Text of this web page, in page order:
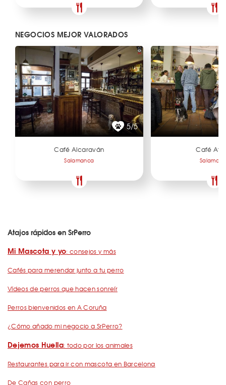
NEGOCIOS MEJOR VALORADOS
5/5
Café Alcaraván
Salamanca
Café
Atajos rápidos en SrPerro
Mi Mascota y yo: consejos y más
Cafés para merendar junto a tu perro
Vídeos de perros que hacen sonreír
Perros bienvenidos en A Coruña
¿Cómo añado mi negocio a SrPerro?
Dejemos Huella: todo por los animales
Restaurantes para ir con mascota en Barcelona
De Cañas con perro